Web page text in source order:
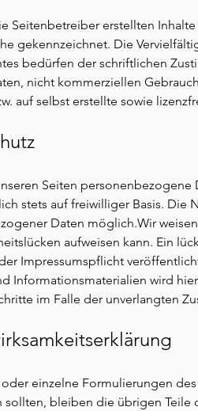
Seitenbetreiber erstellten
gekennzeichnet. Die
bedürfen der schriftlichen
nicht kommerziellen
auf selbst erstellte sowie
Seiten
stets auf freiwilliger Basis. Die
Daten möglich.Wir
aufweisen kann. Ein
Impressumspflicht
Informationsmaterialien wird
im Falle der unverlangten
oder einzelne Formulierungen
sollten, bleiben die übrigen